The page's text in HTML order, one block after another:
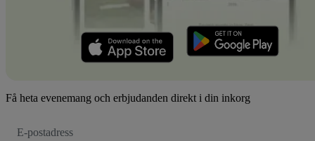
Få heta evenemang och erbjudanden direkt i din inkorg
postadress